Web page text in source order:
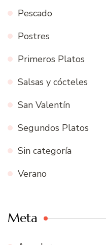
Pescado
Postres
Primeros Platos
Salsas y cócteles
San Valentín
Segundos Platos
Sin categoría
Verano
Meta